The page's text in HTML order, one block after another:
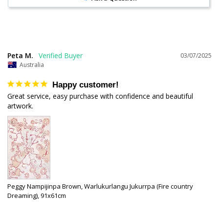
03/07/2025
Peta M.
Australia
Happy customer!
Great service, easy purchase with confidence and beautiful
artwork.
Peggy Nampijinpa Brown, Warlukurlangu Jukurrpa (Fire country
Dreaming), 91x61cm